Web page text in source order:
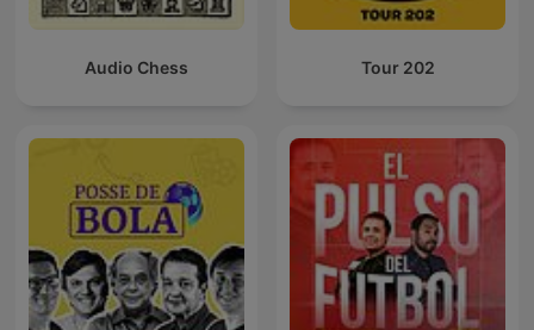
Audio Chess Tour 202